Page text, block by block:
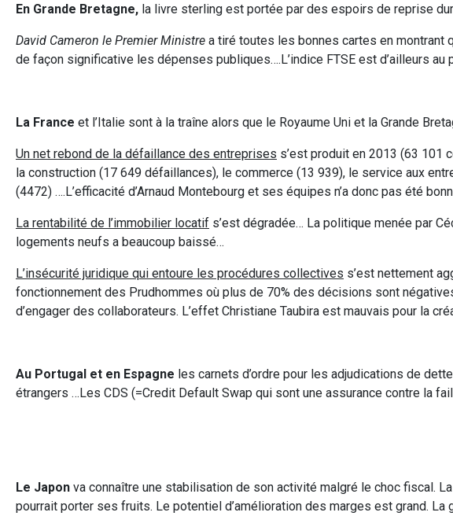
En Grande Bretagne, la livre sterling est portée par des espoirs de reprise
David Cameron le Premier Ministre a tiré toutes les bonnes cartes en montrant
de façon significative les dépenses publiques….L’indice FTSE est d’ailleurs au
La France et l’Italie sont à la traîne alors que le Royaume Uni et la Grande
Un net rebond de la défaillance des entreprises s’est produit en 2013 (63
la construction (17 649 défaillances), le commerce (13 939), le service aux
(4472) ….L’efficacité d’Arnaud Montebourg et ses équipes n’a donc pas été
La rentabilité de l’immobilier locatif s’est dégradée… La politique menée par
logements neufs a beaucoup baissé…
L’insécurité juridique qui entoure les procédures collectives s’est nettement
fonctionnement des Prudhommes où plus de 70% des décisions sont
d’engager des collaborateurs. L’effet Christiane Taubira est mauvais pour la
Au Portugal et en Espagne les carnets d’ordre pour les adjudications de
étrangers …Les CDS (=Credit Default Swap qui sont une assurance contre la
Le Japon va connaître une stabilisation de son activité malgré le choc fiscal.
pourrait porter ses fruits. Le potentiel d’amélioration des marges est grand. La